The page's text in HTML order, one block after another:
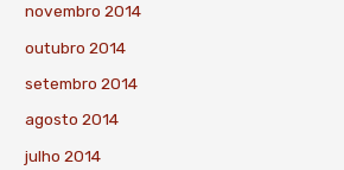
novembro 2014
outubro 2014
setembro 2014
agosto 2014
julho 2014